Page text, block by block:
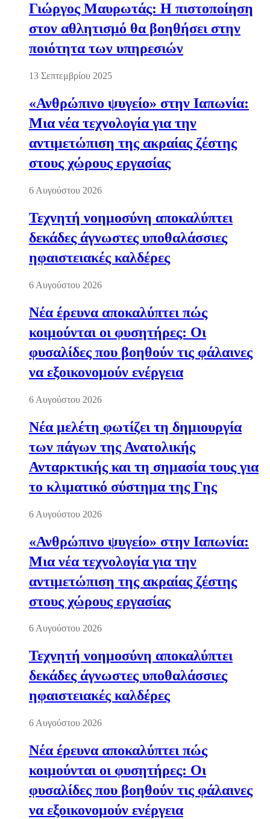
Γιώργος Μαυρωτάς: Η πιστοποίηση
στον αθλητισμό θα βοηθήσει στην
ποιότητα των υπηρεσιών
13 Σεπτεμβρίου 2025
«Ανθρώπινο ψυγείο» στην Ιαπωνία:
Μια νέα τεχνολογία για την
αντιμετώπιση της ακραίας ζέστης
στους χώρους εργασίας
6 Αυγούστου 2026
Τεχνητή νοημοσύνη αποκαλύπτει
δεκάδες άγνωστες υποθαλάσσιες
ηφαιστειακές καλδέρες
6 Αυγούστου 2026
Νέα έρευνα αποκαλύπτει πώς
κοιμούνται οι φυσητήρες: Οι
φυσαλίδες που βοηθούν τις φάλαινες
να εξοικονομούν ενέργεια
6 Αυγούστου 2026
Νέα μελέτη φωτίζει τη δημιουργία
των πάγων της Ανατολικής
Ανταρκτικής και τη σημασία τους για
το κλιματικό σύστημα της Γης
6 Αυγούστου 2026
«Ανθρώπινο ψυγείο» στην Ιαπωνία:
Μια νέα τεχνολογία για την
αντιμετώπιση της ακραίας ζέστης
στους χώρους εργασίας
6 Αυγούστου 2026
Τεχνητή νοημοσύνη αποκαλύπτει
δεκάδες άγνωστες υποθαλάσσιες
ηφαιστειακές καλδέρες
6 Αυγούστου 2026
Νέα έρευνα αποκαλύπτει πώς
κοιμούνται οι φυσητήρες: Οι
φυσαλίδες που βοηθούν τις φάλαινες
να εξοικονομούν ενέργεια